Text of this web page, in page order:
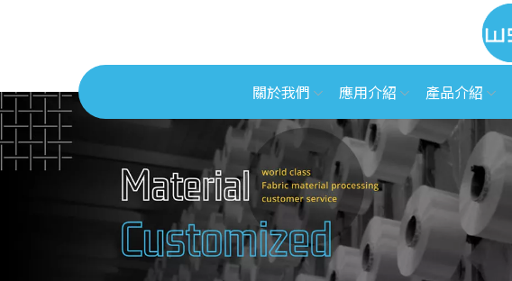
關於我們 應用介紹 產品介紹